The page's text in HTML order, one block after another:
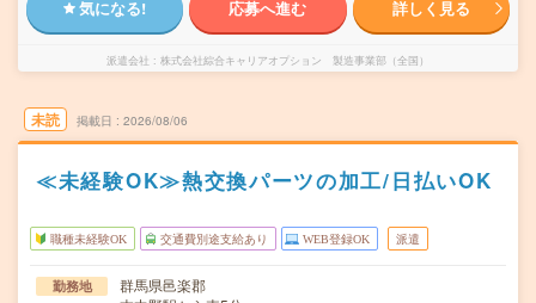
気になる! 応募へ進む 詳しく見る
派遣会社 株式会社綜合キャリアオプション 製造事業部（全国）
未読 掲載日 2026/08/06
≪未経験OK≫熱交換パーツの加工/日払いOK
職種未経験OK 交通費別途支給あり WEB登録OK 派遣
勤務地
群馬県邑楽郡